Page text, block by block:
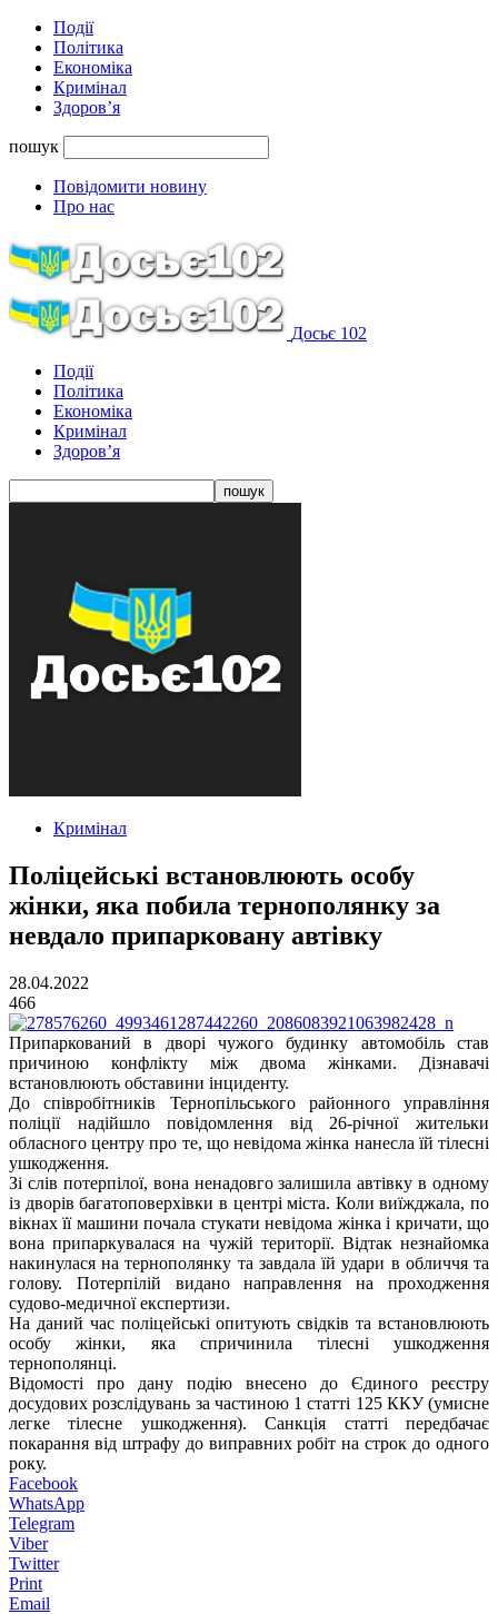
Події
Політика
Економіка
Кримінал
Здоров’я
пошук
Повідомити новину
Про нас
Досьє 102
Події
Політика
Економіка
Кримінал
Здоров’я
Кримінал
Поліцейські встановлюють особу
жінки, яка побила тернополянку за
невдало припарковану автівку
28.04.2022
466
Припаркований в дворі чужого будинку автомобіль став
причиною конфлікту між двома жінками. Дізнавачі
встановлюють обставини інциденту.
До співробітників Тернопільського районного управління
поліції надійшло повідомлення від 26-річної жительки
обласного центру про те, що невідома жінка нанесла їй тілесні
ушкодження.
Зі слів потерпілої, вона ненадовго залишила автівку в одному
із дворів багатоповерхівки в центрі міста. Коли виїжджала, по
вікнах її машини почала стукати невідома жінка і кричати, що
вона припаркувалася на чужій території. Відтак незнайомка
накинулася на тернополянку та завдала їй удари в обличчя та
голову. Потерпілій видано направлення на проходження
судово-медичної експертизи.
На даний час поліцейські опитують свідків та встановлюють
особу жінки, яка спричинила тілесні ушкодження
тернополянці.
Відомості про дану подію внесено до Єдиного реєстру
досудових розслідувань за частиною 1 статті 125 ККУ (умисне
легке тілесне ушкодження). Санкція статті передбачає
покарання від штрафу до виправних робіт на строк до одного
року.
Facebook
WhatsApp
Telegram
Viber
Twitter
Print
Email